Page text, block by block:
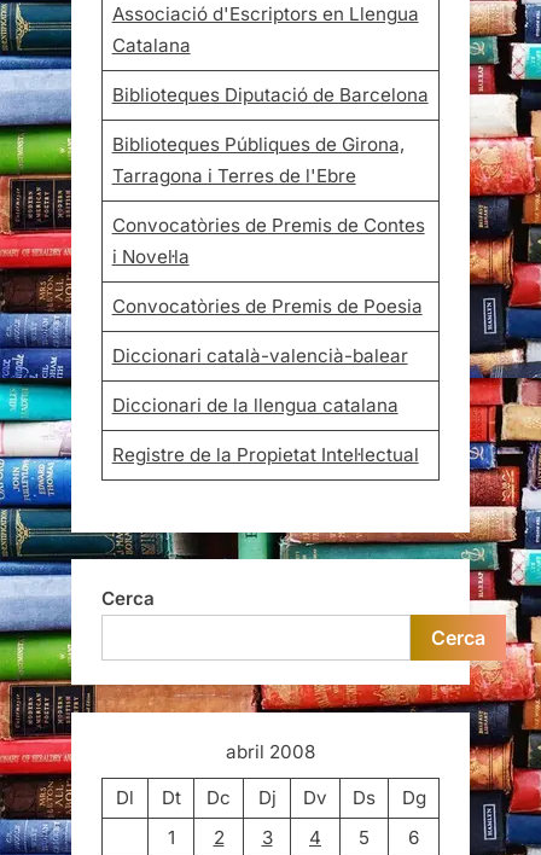
Associació d'Escriptors en Llengua
Catalana
Biblioteques Diputació de Barcelona
Biblioteques Públiques de Girona,
Tarragona i Terres de l'Ebre
Convocatòries de Premis de Contes
i Novel·la
Convocatòries de Premis de Poesia
Diccionari català-valencià-balear
Diccionari de la llengua catalana
Registre de la Propietat Intel·lectual
Cerca
Cerca
abril 2008
Dl
Dt Dc Dj Dv Ds
Dg
1
2 3 4 5
6